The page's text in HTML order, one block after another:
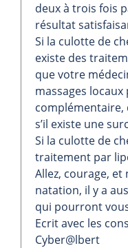
deux à trois fois
résultat
Si la culotte de
existe des
que votre
massages
complémentaire,
s’il existe une
Si la culotte de
traitement par
Allez, courage, et
natation, il y a
qui pourront
Ecrit avec les
Cyber@lbert